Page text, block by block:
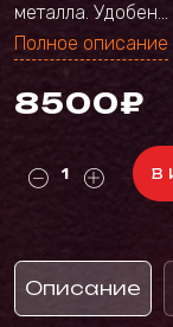
металла. Удобен...
Полное описание
8500₽
В
Описание